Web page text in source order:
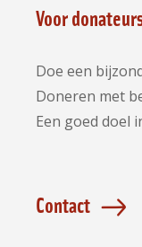
Voor
Doe een
Doneren met
Een goed doel
Contact